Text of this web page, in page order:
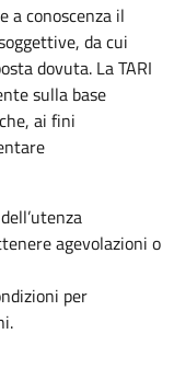
a conoscenza il
da cui
dovuta. La TARI
sulla base
ai fini
agevolazioni o
per